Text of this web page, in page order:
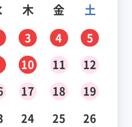
木 金 土
3 4
5
10 11
12
17 18
19
24 25
26